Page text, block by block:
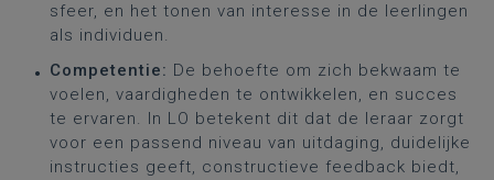
sfeer, en het tonen van interesse in de leerlingen
als individuen.
Competentie: De behoefte om zich bekwaam te
voelen, vaardigheden te ontwikkelen, en succes
te ervaren. In LO betekent dit dat de leraar zorgt
voor een passend niveau van uitdaging, duidelijke
instructies geeft, constructieve feedback biedt,